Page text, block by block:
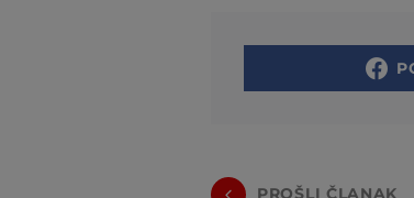
PROŠLI ČLANAK